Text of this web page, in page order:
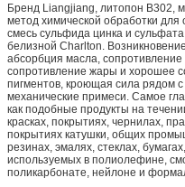
Бренд Liangjiang, литопон B302,
метод химической обработки
смесь сульфида цинка и
белизной Charlton.
абсорбция масла,
сопротивление жары и хорошее
пигментов, кроющая сила рядом с
механические примеси. Самое
как подобные продукты на
красках, покрытиях, чернилах,
покрытиях катушки, общих
резинах, эмалях, стеклах,
используемых в полиолефине,
поликарбонате, нейлоне и